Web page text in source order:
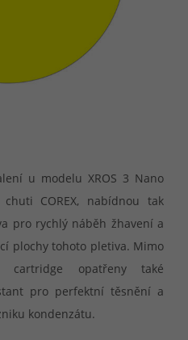
u modelu XROS 3 Nano
COREX, nabídnou tak
pro rychlý náběh žhavení a
plochy tohoto pletiva. Mimo
cartridge opatřeny také
pro perfektní těsnění a
kondenzátu.